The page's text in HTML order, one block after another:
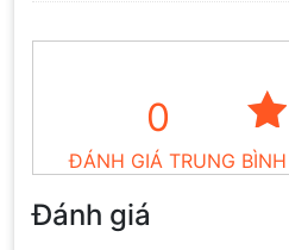
0
ĐÁNH GIÁ TRUNG BÌNH
Đánh giá